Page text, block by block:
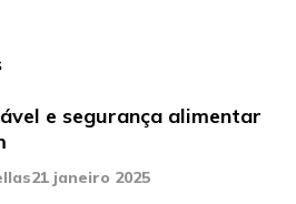
e segurança alimentar
21 janeiro 2025